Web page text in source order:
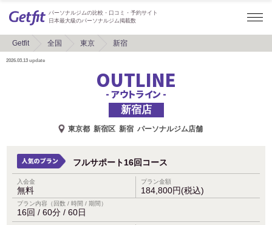
パーソナルジムの比較・口コミ・予約サイト
日本最大級のパーソナルジム掲載数
Getfit 全国 東京 新宿
2026.03.13 update
OUTLINE
- アウトライン -
新宿店
東京都 新宿区 新宿 パーソナルジム店舗
フルサポート16回コース
入会金
無料
プラン金額
184,800円(税込)
プラン内容（回数 / 時間 / 期間）
16回 / 60分 / 60日